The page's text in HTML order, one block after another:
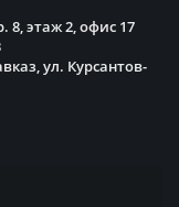
8, этаж 2, офис 17
ул. Курсантов-